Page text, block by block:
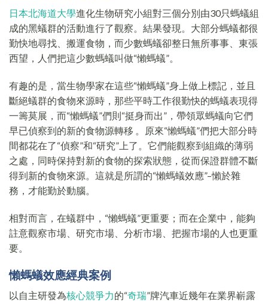
日本北海道大學進化生物研究小組對三個分別由30只螞蟻組
成的黑蟻群的活動進行了觀察。結果發現。大部分螞蟻都很
勤快地尋找、搬運食物，而少數螞蟻卻整日無所事事、東張
西望，人們把這少數螞蟻叫做“懶螞蟻”。
有趣的是，當生物學家在這些“懶螞蟻”身上做上標記，並且
斷絕蟻群的食物來源時，那些平時工作很勤快的螞蟻表現得
一籌莫展，而“懶螞蟻”們則“挺身而出”，帶領眾螞蟻向它們
早已偵察到的新的食物源轉移 。原來“懶螞蟻”們把大部分時
間都花在了“偵察”和“研究”上了。它們能觀察到組織的薄弱
之處，同時保持對新的食物的探索狀態，從而保證群體不斷
得到新的食物來源。這就是所謂的“懶螞蟻效應”–懶於雜
務，才能勤於動腦。
相對而言，在蟻群中，“懶螞蟻”更重要；而在企業中，能夠
註意觀察市場、研究市場、分析市場、把握市場的人也更重
要。
懶螞蟻效應經典案例
以自主研發為核心競爭力的“奇瑞”牌汽車近幾年在業界嶄露